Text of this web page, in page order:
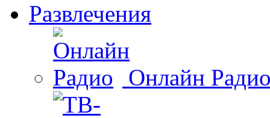
Развлечения
Онлайн